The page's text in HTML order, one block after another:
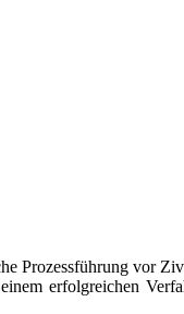
Prozessführung vor
erfolgreichen